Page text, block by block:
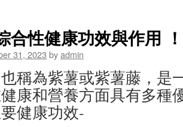
合性健康功效與作用 ！
31, 2023 byadmin
稱為紫薯或紫薯藤，是
康和營養方面具有多種
健康功效-